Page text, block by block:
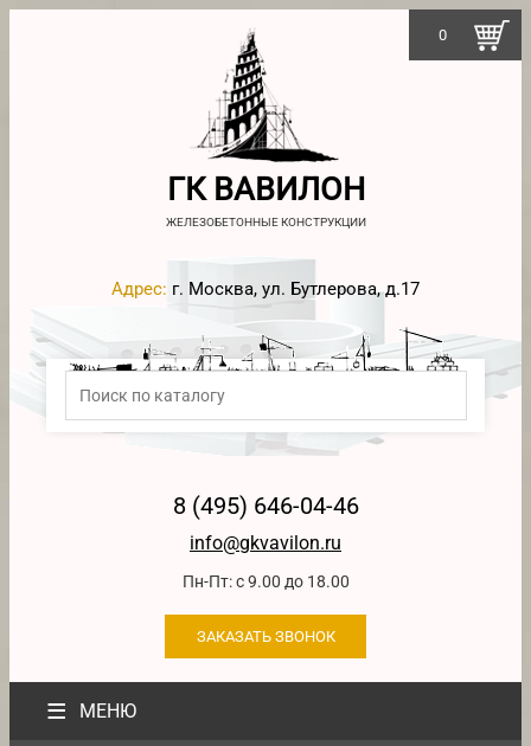
ГК ВАВИЛОН
ЖЕЛЕЗОБЕТОННЫЕ КОНСТРУКЦИИ
Адрес: г. Москва, ул. Бутлерова, д.17
8 (495) 646-04-46
info@gkvavilon.ru
Пн-Пт: с 9.00 до 18.00
ЗАКАЗАТЬ ЗВОНОК
≡ МЕНЮ
0